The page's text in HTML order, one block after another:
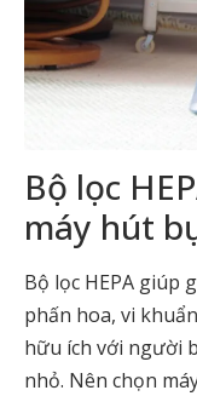
Bộ lọc
máy hút
Bộ lọc HEPA giúp
phấn hoa, vi
hữu ích với người
nhỏ. Nên chọn